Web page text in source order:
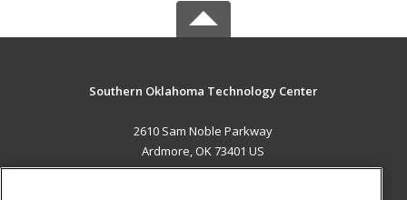
Southern Oklahoma Technology Center
2610 Sam Noble Parkway
Ardmore, OK 73401 US